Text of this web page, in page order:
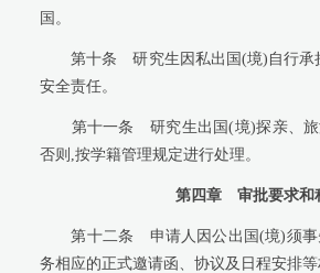
国。
第十条
研究生因私出国(境)自行
安全责任。
第十一条
研究生出国(境)探亲、
否则,按学籍管理规定进行处理。
第四章 审批要求和
第十二条
申请人因公出国(境)须
务相应的正式邀请函、协议及日程安排等